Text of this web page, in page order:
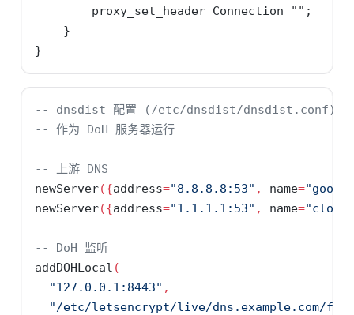
        proxy_set_header Connection "";
    }
}
-- dnsdist 配置 (/etc/dnsdist/dnsdist.conf)
-- 作为 DoH 服务器运行
-- 上游 DNS
newServer({address="8.8.8.8:53" , name=
newServer({address="1.1.1.1:53" , name=
-- DoH 监听
addDOHLocal (
"127.0.0.1:8443" ,
"/etc/letsencrypt/live/dns.example.com/